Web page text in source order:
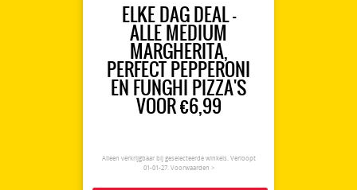
ELKE DAG DEAL -
ALLE MEDIUM
MARGHERITA,
PERFECT PEPPERONI
EN FUNGHI PIZZA'S
VOOR €6,99
Alleen verkrijgbaar bij geselecteerde winkels. Verloopt
01-01-27. Voorwaarden >